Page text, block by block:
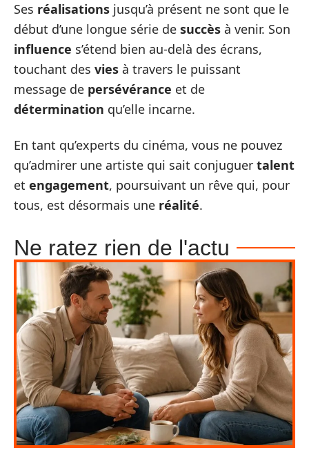
Ses réalisations jusqu’à présent ne sont que le
début d’une longue série de succès à venir. Son
influence s’étend bien au-delà des écrans,
touchant des vies à travers le puissant
message de persévérance et de
détermination qu’elle incarne.
En tant qu’experts du cinéma, vous ne pouvez
qu’admirer une artiste qui sait conjuguer talent
et engagement, poursuivant un rêve qui, pour
tous, est désormais une réalité.
Ne ratez rien de l'actu